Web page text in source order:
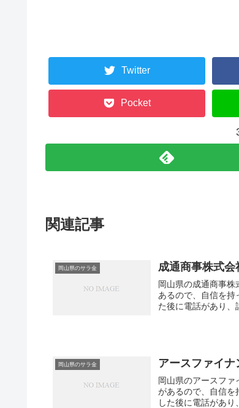
Twitter
Pocket
関連記事
岡山県のサラ金 成通商事株式会
岡山県の成通商事
あるので、自信を持
た後に電話があり
岡山県のサラ金 アースファイナ
岡山県のアースフ
があるので、自信を
した後に電話があり